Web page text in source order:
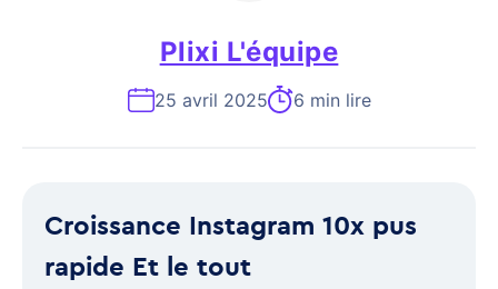
Plixi L'équipe
25 avril 2025 6 min lire
Croissance Instagram 10x pus
rapide Et le tout